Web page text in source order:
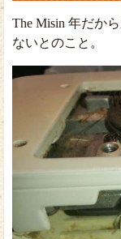
The Misin 年だか
ないとのこと。